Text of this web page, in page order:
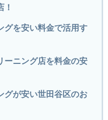
グを安い料金で活用す
ーニング店を料金の安
グが安い世田谷区のお